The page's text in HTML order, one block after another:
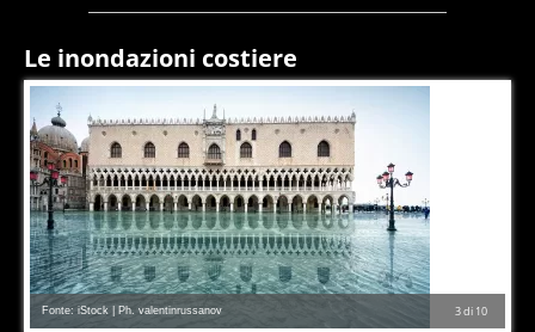
Le inondazioni costiere
3di 10
Fonte: iStock | Ph. valentinrussanov